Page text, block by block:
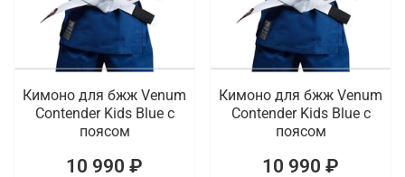
Кимоно для бжж Venum
Contender Kids Blue с
поясом
10 990 ₽
Кимоно для бжж Venum
Contender Kids Blue с
поясом
10 990 ₽